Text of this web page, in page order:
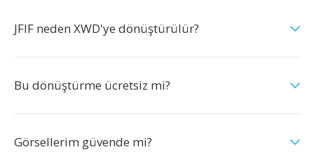
JFIF neden XWD'ye dönüştürülür?
Bu dönüştürme ücretsiz mi?
Görsellerim güvende mi?